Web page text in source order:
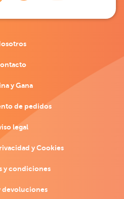
y Gana
de pedidos
legal
y Cookies
y condiciones
devoluciones